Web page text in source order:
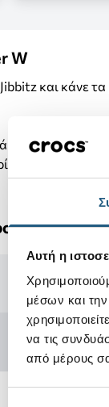
Αυτή η
μέσων και
να τις
από μέρους
W
και κάνε τα
κάτω των 3 ετών.
Jibbitz δεν